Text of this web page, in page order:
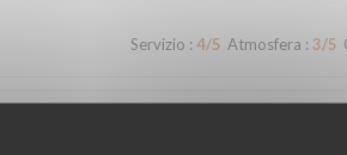
Servizio : 4/5 Atmosfera : 3/5